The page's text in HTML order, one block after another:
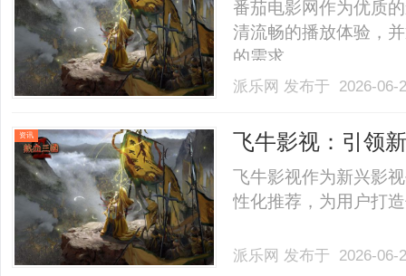
番茄电影网作为优质
清流畅的播放体验，
的需求。......
派乐网 发布于 2026-
资讯 飞牛影视：引领
飞牛影视作为新兴影
性化推荐，为用户打
派乐网 发布于 2026-